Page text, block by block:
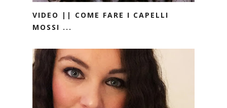
VIDEO || COME FARE I CAPELLI
MOSSI ...